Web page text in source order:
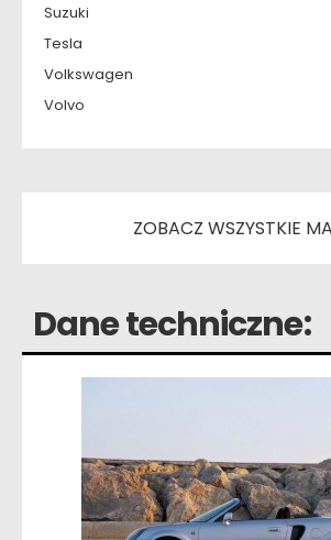
Suzuki
Tesla
Volkswagen
Volvo
ZOBACZ WSZYSTKIE
Dane techniczne: